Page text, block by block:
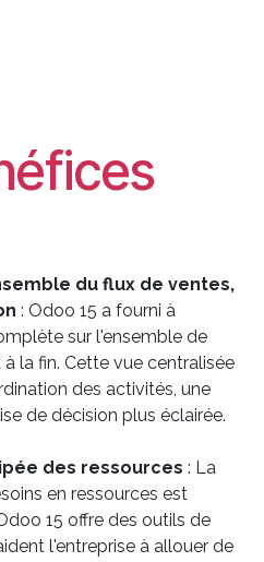
du flux de ventes,
: Odoo 15 a fourni à
sur l'ensemble de
la fin. Cette vue centralisée
des activités, une
de décision plus éclairée.
des ressources : La
en ressources est
15 offre des outils de
l'entreprise à allouer de